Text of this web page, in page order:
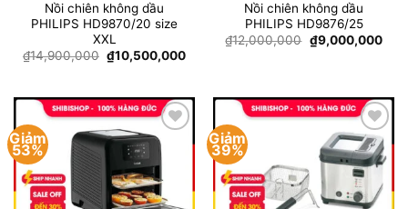
Nồi chiên không dầu
PHILIPS HD9870/20 size
XXL
₫14,900,000 Giá
gốc
₫10,500,000Giá
₫10,500,000.
Nồi chiên không dầu
PHILIPS HD9876/25
₫12,000,000 Giá
gốc
₫9,000,000Giá
Giảm
53%
Add to
wishlist
Giảm
39%
Add to
wishlist